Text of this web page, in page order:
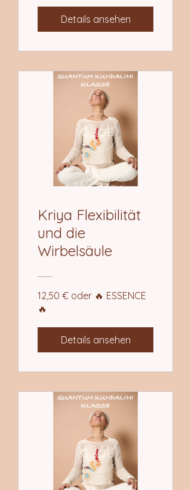
Details ansehen
Kriya Flexibilität
und die
Wirbelsäule
12,50 € oder 🔥 ESSENCE
🔥
Details ansehen